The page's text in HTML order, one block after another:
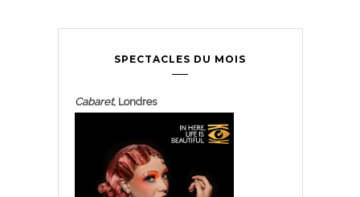
SPECTACLES DU MOIS
Cabaret, Londres